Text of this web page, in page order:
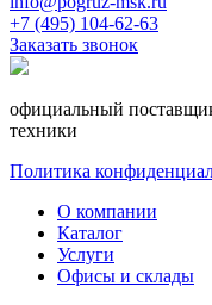
+7 (495) 104-62-63
Заказать звонок
официальный
техники
Политика
О компании
Каталог
Услуги
Офисы и склады